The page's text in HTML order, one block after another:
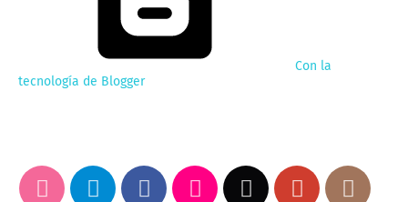
Con la
tecnología de Blogger